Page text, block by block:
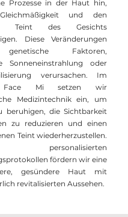
Prozesse in der Haut hin,
und den
Teint des Gesichts
Diese Veränderungen
Faktoren,
Sonneneinstrahlung oder
verursachen. Im
Face Mi setzen wir
Medizintechnik ein, um
beruhigen, die Sichtbarkeit
zu reduzieren und einen
Teint wiederherzustellen.
fördern wir eine
gesündere Haut mit
revitalisierten Aussehen.